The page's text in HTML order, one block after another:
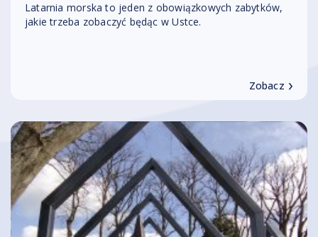
Latarnia morska to jeden z obowiązkowych zabytków,
jakie trzeba zobaczyć będąc w Ustce.
Zobacz ›